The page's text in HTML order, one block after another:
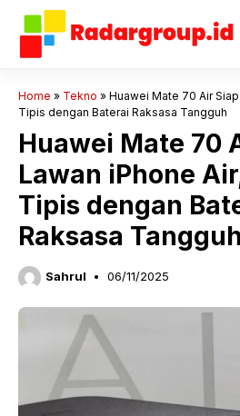
Langsung
Home » Tekno » Huawei Mate 70 Air
Tipis dengan Baterai Raksasa Tangguh
Huawei Mate 70
Lawan iPhone
Tipis dengan
Raksasa Tangguh
Sahrul 06/11/2025